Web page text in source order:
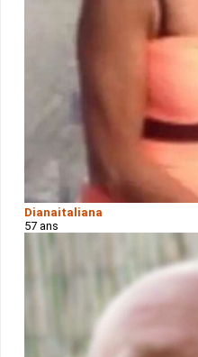
Dianaitaliana
57 ans